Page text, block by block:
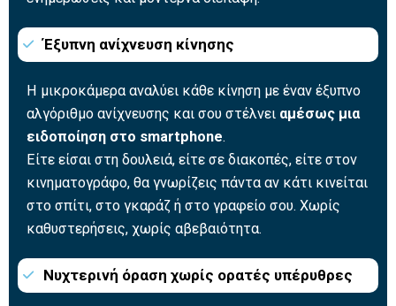
Έξυπνη ανίχνευση κίνησης
Η μικροκάμερα αναλύει κάθε κίνηση με έναν έξυπνο
αλγόριθμο ανίχνευσης και σου στέλνει αμέσως μια
ειδοποίηση στο smartphone.
Είτε είσαι στη δουλειά, είτε σε διακοπές, είτε στον
κινηματογράφο, θα γνωρίζεις πάντα αν κάτι κινείται
στο σπίτι, στο γκαράζ ή στο γραφείο σου. Χωρίς
καθυστερήσεις, χωρίς αβεβαιότητα.
Νυχτερινή όραση χωρίς ορατές υπέρυθρες